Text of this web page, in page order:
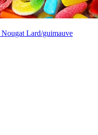
Nougat Lard/guimauve